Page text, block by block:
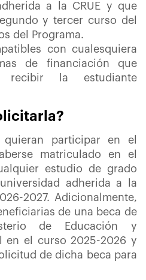
a la CRUE y que
y tercer curso del
del Programa.
con cualesquiera
de financiación que
la estudiante
quieran participar en el
matriculado en el
estudio de grado
adherida a la
2027. Adicionalmente,
de una beca de
de Educación y
en el curso 2025-2026 y
de dicha beca para